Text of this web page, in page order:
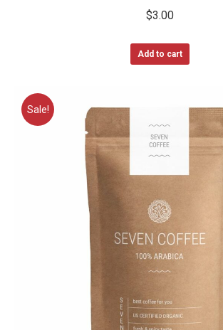
$3.00
Add to cart
Sale!